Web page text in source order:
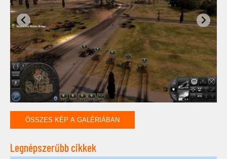
ÖSSZES KÉP A GALÉRIÁBAN
Legnépszerűbb cikkek